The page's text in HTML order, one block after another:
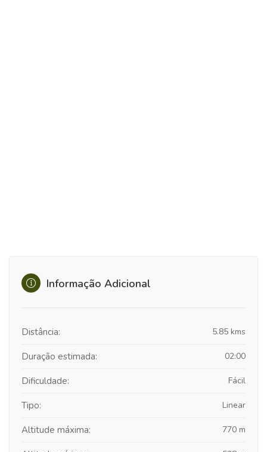
Informação Adicional
Distância: 5.85 kms
Duração estimada: 02:00
Dificuldade: Fácil
Tipo: Linear
Altitude máxima: 770 m